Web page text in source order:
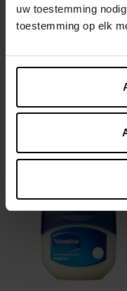
uw toestemming
toestemming op elk
CORINE DE FARME
Intieme doekjes voor
gevoelige huid - 10
€ 2,79 In